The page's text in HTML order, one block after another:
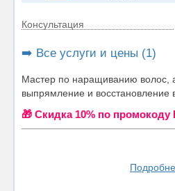
Консультация
➡️ Все услуги и цены (1)
Мастер по наращиванию волос,
выпрямление и восстановление
🎁 Cкидка 10% по промокоду